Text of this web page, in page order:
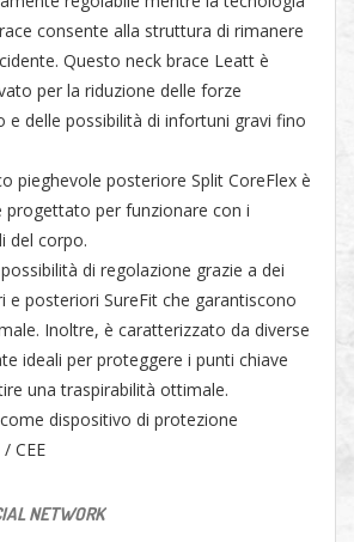
consente alla struttura di rimanere
Questo neck brace Leatt è
per la riduzione delle forze
e delle possibilità di infortuni gravi fino
pieghevole posteriore Split CoreFlex è
per funzionare con i
del corpo.
di regolazione grazie a dei
e posteriori SureFit che garantiscono
Inoltre, è caratterizzato da diverse
ideali per proteggere i punti chiave
una traspirabilità ottimale.
dispositivo di protezione
CEE
NETWORK